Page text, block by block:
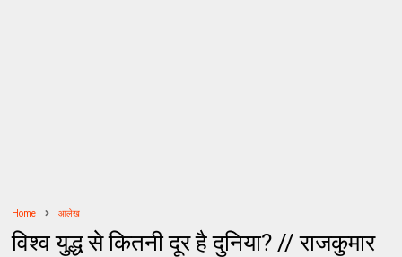
Home आलेख
विश्व युद्ध से कितनी दूर है दुनिया? // राजकुमार